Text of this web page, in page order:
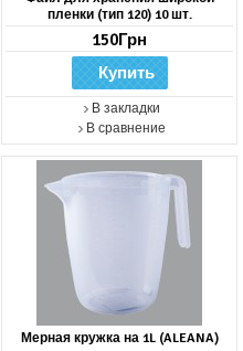
пленки (тип 120) 10 шт.
150Грн
В закладки
В сравнение
Мерная кружка на 1L (ALEANA)